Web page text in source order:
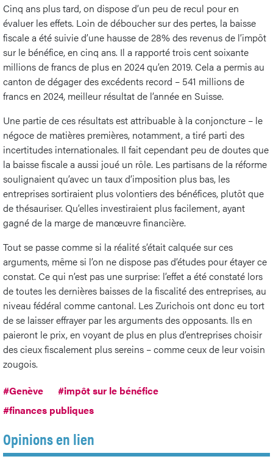
Cinq ans plus tard, on dispose d’un peu de recul pour en
évaluer les effets. Loin de déboucher sur des pertes, la baisse
fiscale a été suivie d’une hausse de 28% des revenus de l’impôt
sur le bénéfice, en cinq ans. Il a rapporté trois cent soixante
millions de francs de plus en 2024 qu’en 2019. Cela a permis au
canton de dégager des excédents record – 541 millions de
francs en 2024, meilleur résultat de l’année en Suisse.
Une partie de ces résultats est attribuable à la conjoncture – le
négoce de matières premières, notamment, a tiré parti des
incertitudes internationales. Il fait cependant peu de doutes que
la baisse fiscale a aussi joué un rôle. Les partisans de la réforme
soulignaient qu’avec un taux d’imposition plus bas, les
entreprises sortiraient plus volontiers des bénéfices, plutôt que
de thésauriser. Qu’elles investiraient plus facilement, ayant
gagné de la marge de manœuvre financière.
Tout se passe comme si la réalité s’était calquée sur ces
arguments, même si l’on ne dispose pas d’études pour étayer ce
constat. Ce qui n’est pas une surprise: l’effet a été constaté lors
de toutes les dernières baisses de la fiscalité des entreprises, au
niveau fédéral comme cantonal. Les Zurichois ont donc eu tort
de se laisser effrayer par les arguments des opposants. Ils en
paieront le prix, en voyant de plus en plus d’entreprises choisir
des cieux fiscalement plus sereins – comme ceux de leur voisin
zougois.
#Genève
#impôt sur le bénéfice
#finances publiques
Opinions en lien